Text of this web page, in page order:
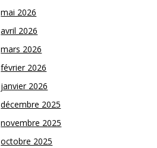
mai 2026
avril 2026
mars 2026
février 2026
janvier 2026
décembre 2025
novembre 2025
octobre 2025